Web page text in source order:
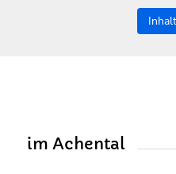
im Achental